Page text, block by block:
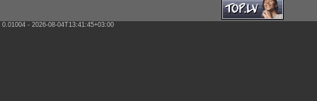
0.01004 - 2026-08-04T13:41:45+03:00